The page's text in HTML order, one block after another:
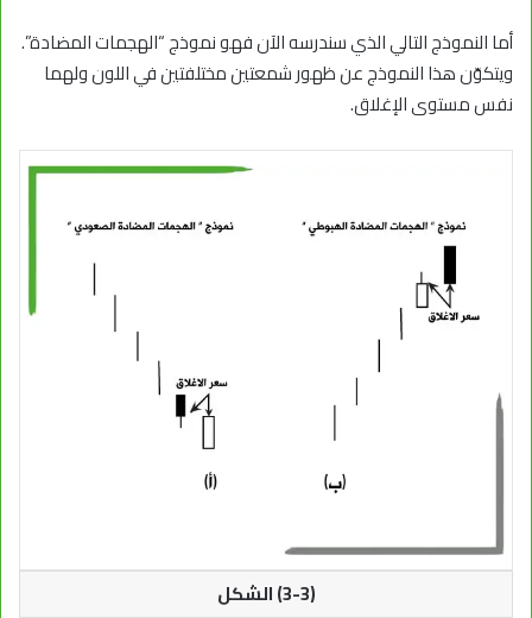
أما النموذج التالي الذي سندرسه الآن فهو نموذج “الهجمات المضادة”.
ويتكوّن هذا النموذج عن ظهور شمعتين مختلفتين في اللون ولهما
نفس مستوى الإغلاق.
(3-3) الشكل